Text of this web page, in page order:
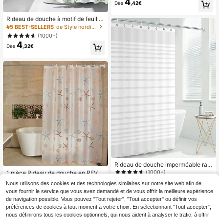
Rideau de douche à motif de feuille
s, décoration de salle de bain à la m
aison, décoration d'automne, acces
soires de salle de bain, rentrée scol
aire
#5 BEST-SELLERS
de Style nordique Rideaux de douche et accessoires
(1000+)
Dès 4,32€
1 pièce Rideau de douche en PEVA i
mperméable, anti-humidité et anti-
moisissure avec motif étoile de mer
mignon (80*180cm/150*180cm/18
0*180cm/180*200cm/200*200c
m), livré avec 12 anneaux de rideau
de douche. Décoration de salle de b
Dès4,73€ -1% 4,78€
et , imperméable et résistant à la mo
on de salle de bain, décoration d'au
tomne, accessoires de salle de bai
Dès ,42€
Rideau de douche imperméable ray
é simple en PEVA épaissi avec croc
écoration d'automne, accessoires d
e salle de bain, rentrée scolaire
(1000+)
Dès4,52€
Nous utilisons des cookies et des technologies similaires sur notre site web afin de
vous fournir le service que vous avez demandé et de vous offrir la meilleure expérience
de navigation possible. Vous pouvez "Tout rejeter", "Tout accepter" ou définir vos
préférences de cookies à tout moment à votre choix. En sélectionnant "Tout accepter",
nous définirons tous les cookies optionnels, qui nous aident à analyser le trafic, à offrir